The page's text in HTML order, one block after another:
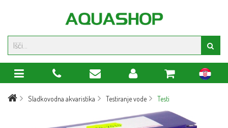
hr
Sladkovodna akvaristika Testiranje vode Testi